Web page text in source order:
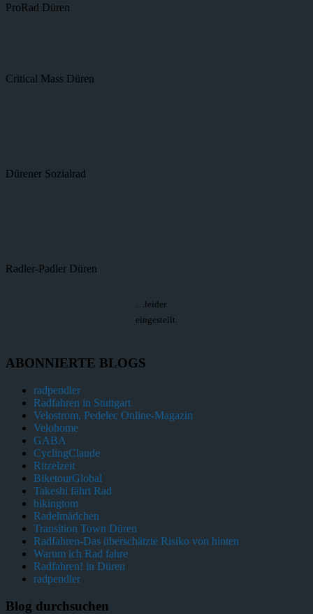
ProRad Düren
Critical Mass Düren
Dürener Sozialrad
Radler-Padler Düren
…leider
eingestellt.
ABONNIERTE BLOGS
radpendler
Radfahren in Stuttgart
Velostrom, Pedelec Online-Magazin
Velohome
GABA
CyclingClaude
Ritzelzeit
BiketourGlobal
Takeshi fährt Rad
bikingtom
Radelmädchen
Transition Town Düren
Radfahren-Das überschätzte Risiko von hinten
Warum ich Rad fahre
Radfahren! in Düren
radpendler
Blog durchsuchen